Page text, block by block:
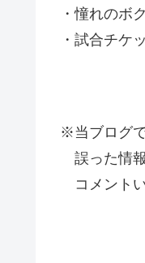
・憧れのボ
・試合チケ
※当ブログ
誤った情
コメントい